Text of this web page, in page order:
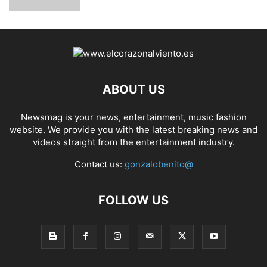
ABOUT US
Newsmag is your news, entertainment, music fashion
website. We provide you with the latest breaking news and
videos straight from the entertainment industry.
Contact us: gonzalobenito@
FOLLOW US